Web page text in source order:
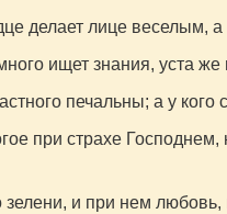
делает лице веселым,
ищет знания, уста же
печальны; а у кого
при страхе
и при нем